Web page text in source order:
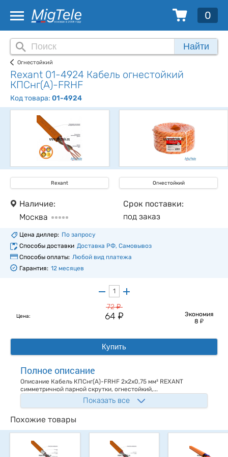
0
Найти
Огнестойкий
Rexant 01-4924 Кабель огнестойкий
КПСнг(А)-FRHF
Код товара: 01-4924
Rexant Огнестойкий
Наличие:
Москва
Срок поставки:
под заказ
Цена диллер: По запросу
Способы доставки Доставка РФ, Самовывоз
Способы оплаты: Любой вид платежа
Гарантия: 12 месяцев
Цена:
72у
64 у
Экономия
8у
Купить
Полное описание
Описание Кабель КПСнг(А)-FRHF 2x2x0,75 мм² REXANT
симметричной парной скрутки, огнестойкий,...
Показать все
Похожие товары